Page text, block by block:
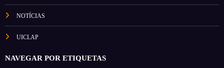
NOTÍCIAS
UICLAP
NAVEGAR POR ETIQUETAS